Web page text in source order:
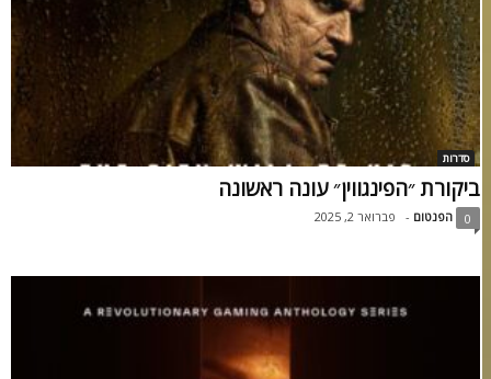
סדרות
ביקורת ״הפינגווין״ עונה ראשונה
הפנטום פברואר 2, 2025 0